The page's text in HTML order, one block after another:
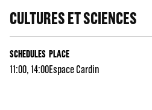
CULTURES ET SCIENCES
SCHEDULES
11:00, 14:00
PLACE
Espace Cardin